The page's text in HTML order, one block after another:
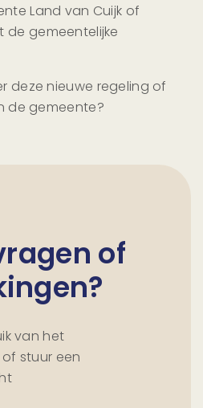
Land van Cuijk of
gemeentelijke
deze nieuwe regeling of
de gemeente?
of
van het
stuur een